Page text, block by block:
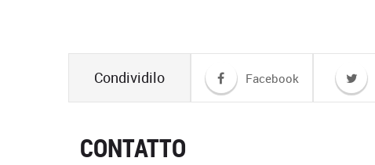
Condividilo Facebook
CONTATTO